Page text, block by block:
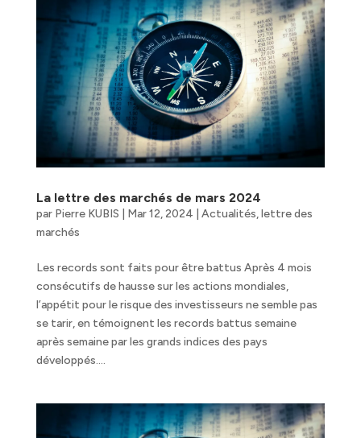
La lettre des marchés de mars 2024
par Pierre KUBIS Mar 12, 2024 Actualités,lettre des
marchés
Les records sont faits pour être battus Après 4 mois
consécutifs de hausse sur les actions mondiales,
l’appétit pour le risque des investisseurs ne semble pas
se tarir, en témoignent les records battus semaine
après semaine par les grands indices des pays
développés....